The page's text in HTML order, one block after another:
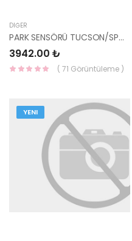
DIĞER
PARK SENSÖRÜ TUCSON/SPORTAGE/İONIQ 99310-G1700 - HMC
3942.00 ₺
( 71 Görüntüleme )
YENI